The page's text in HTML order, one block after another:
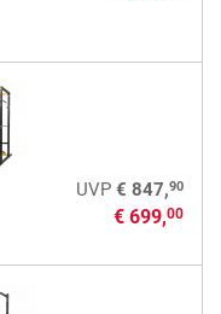
UVP € 847,90
€ 699,00